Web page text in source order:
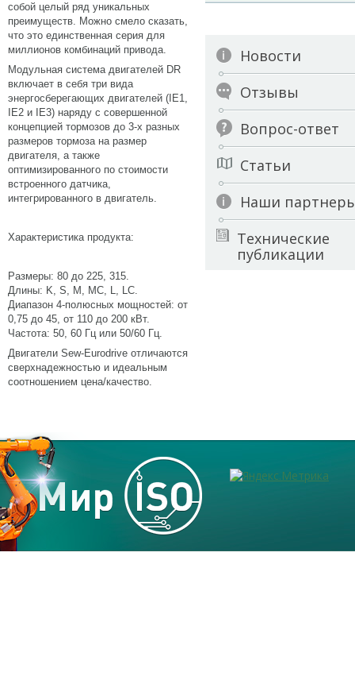
собой целый ряд уникальных
преимуществ. Можно смело сказать,
что это единственная серия для
миллионов комбинаций привода.
Модульная система двигателей DR
включает в себя три вида
энергосберегающих двигателей (IE1,
IE2 и IE3) наряду с совершенной
концепцией тормозов до 3-х разных
размеров тормоза на размер
двигателя, а также
оптимизированного по стоимости
встроенного датчика,
интегрированного в двигатель.
Характеристика продукта:
Размеры: 80 до 225, 315.
Длины: K, S, M, MC, L, LC.
Диапазон 4-полюсных мощностей: от
0,75 до 45, от 110 до 200 кВт.
Частота: 50, 60 Гц или 50/60 Гц.
Двигатели Sew-Eurodrive отличаются
сверхнадежностью и идеальным
соотношением цена/качество.
Новости
Отзывы
Вопрос-ответ
Статьи
Наши
Технические
публикации